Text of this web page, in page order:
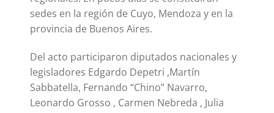
sedes en la región de Cuyo, Mendoza y en la
provincia de Buenos Aires.
Del acto participaron diputados nacionales y
legisladores Edgardo Depetri ,Martín
Sabbatella, Fernando “Chino” Navarro,
Leonardo Grosso , Carmen Nebreda , Julia